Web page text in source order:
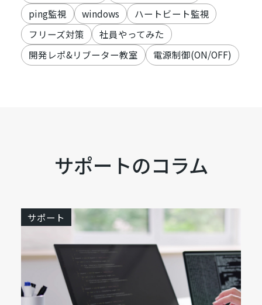
ping監視
windows
ハートビート監視
フリーズ対策
社員やってみた
開発レポ&リブーター教室
電源制御(ON/OFF)
サポートのコラム
サポート